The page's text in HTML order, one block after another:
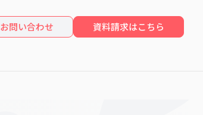
お問い合わせ 資料請求はこちら